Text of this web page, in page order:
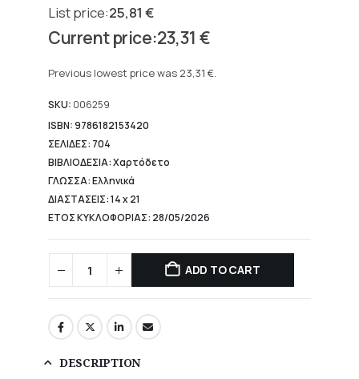
25,81 €
Original
price
25,81 €.
23,31 €
price
23,31 €.
Previous lowest price was 23,31 €.
SKU: 006259
ISBN: 9786182153420
ΣΕΛΙΔΕΣ: 704
ΒΙΒΛΙΟΔΕΣΙΑ: Χαρτόδετο
ΓΛΩΣΣΑ: Ελληνικά
ΔΙΑΣΤΑΣΕΙΣ: 14 x 21
ΕΤΟΣ ΚΥΚΛΟΦΟΡΙΑΣ: 28/05/2026
ADD TO CART
DESCRIPTION